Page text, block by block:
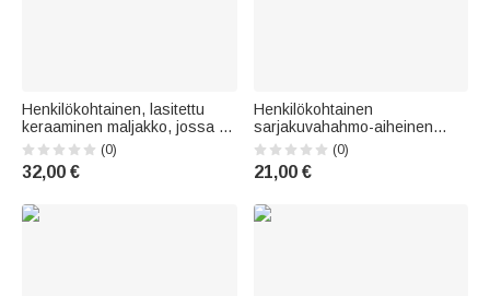
Henkilökohtainen, lasitettu
keraaminen maljakko, jossa on
lemmikin valokuva ja nimi –
hääpäivä- tai
syntymäpäivälahja
omistajille
(0)
32,00 €
Henkilökohtainen
sarjakuvahahmo-aiheinen
puinen minikirjahylly, jossa on
nimi; työpöydän
lukunurkkauksen sisustus;
klubilahja kirjatoukalle tai
(0)
21,00 €